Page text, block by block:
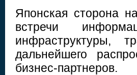
Японская сторона
встречи
инфраструктуры,
дальнейшего
бизнес-партнеров.